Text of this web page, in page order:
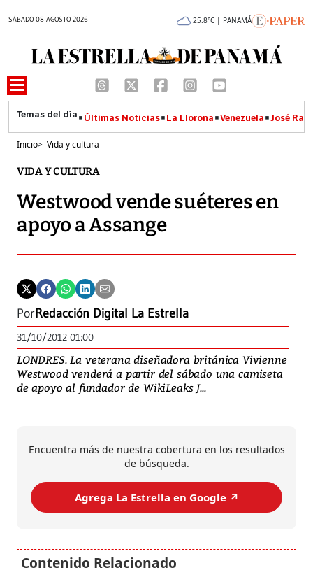
SÁBADO 08 AGOSTO 2026 25.8°C | PANAMÁ
Últimas Noticias La Llorona Venezuela José
Inicio> Vida y cultura
VIDA Y CULTURA
Westwood vende suéteres en
apoyo a Assange
PorRedacción Digital La Estrella
31/10/2012 01:00
LONDRES. La veterana diseñadora británica Vivienne
Westwood venderá a partir del sábado una camiseta
de apoyo al fundador de WikiLeaks J...
Encuentra más de nuestra cobertura en los resultados
de búsqueda.
Agrega La Estrella en Google ↗️